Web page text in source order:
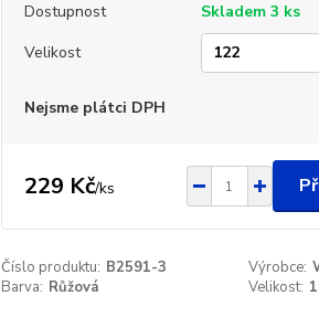
Dostupnost
Skladem 3 ks
Velikost
Nejsme plátci DPH
229 Kč/ks
Číslo produktu: B2591-3 Výrobce:
Barva: Růžová Velikost: